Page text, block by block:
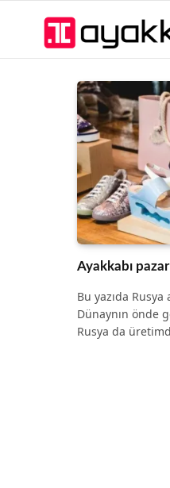
Ayakkabı
Bu yazıda Rusya
Dünaynın önde
Rusya da